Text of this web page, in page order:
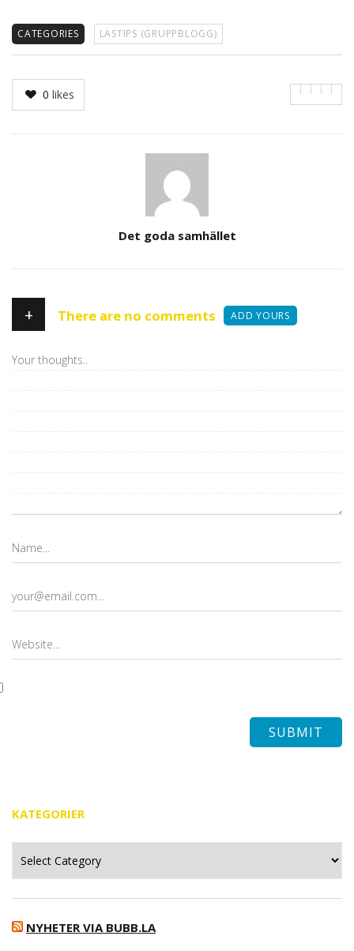
CATEGORIES LÄSTIPS (GRUPPBLOGG)
0 likes
Det goda samhället
+ There are no comments ADD YOURS
KATEGORIER
NYHETER VIA BUBB.LA